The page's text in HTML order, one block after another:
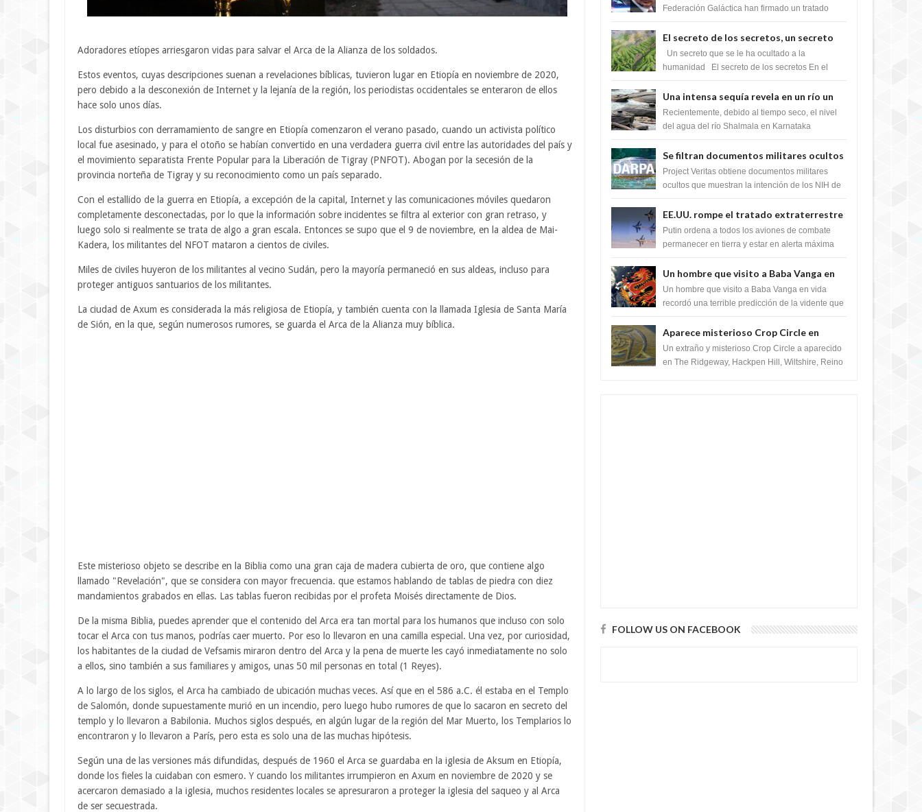
Adoradores etíopes arriesgaron vidas para salvar el Arca de la Alianza de los soldados.
Estos eventos, cuyas descripciones suenan a revelaciones bíblicas, tuvieron lugar en Etiopía en noviembre de 2020,
pero debido a la desconexión de Internet y la lejanía de la región, los periodistas occidentales se enteraron de ellos
hace solo unos días.
Los disturbios con derramamiento de sangre en Etiopía comenzaron el verano pasado, cuando un activista político
local fue asesinado, y para el otoño se habían convertido en una verdadera guerra civil entre las autoridades del país y
el movimiento separatista Frente Popular para la Liberación de Tigray (PNFOT). Abogan por la secesión de la
provincia norteña de Tigray y su reconocimiento como un país separado.
Con el estallido de la guerra en Etiopía, a excepción de la capital, Internet y las comunicaciones móviles quedaron
completamente desconectadas, por lo que la información sobre incidentes se filtra al exterior con gran retraso, y
luego solo si realmente se trata de algo a gran escala. Entonces se supo que el 9 de noviembre, en la aldea de Mai-
Kadera, los militantes del NFOT mataron a cientos de civiles.
Miles de civiles huyeron de los militantes al vecino Sudán, pero la mayoría permaneció en sus aldeas, incluso para
proteger antiguos santuarios de los militantes.
La ciudad de Axum es considerada la más religiosa de Etiopía, y también cuenta con la llamada Iglesia de Santa María
de Sión, en la que, según numerosos rumores, se guarda el Arca de la Alianza muy bíblica.
Este misterioso objeto se describe en la Biblia como una gran caja de madera cubierta de oro, que contiene algo
llamado "Revelación", que se considera con mayor frecuencia. que estamos hablando de tablas de piedra con diez
mandamientos grabados en ellas. Las tablas fueron recibidas por el profeta Moisés directamente de Dios.
De la misma Biblia, puedes aprender que el contenido del Arca era tan mortal para los humanos que incluso con solo
tocar el Arca con tus manos, podrías caer muerto. Por eso lo llevaron en una camilla especial. Una vez, por curiosidad,
los habitantes de la ciudad de Vefsamis miraron dentro del Arca y la pena de muerte les cayó inmediatamente no solo
a ellos, sino también a sus familiares y amigos, unas 50 mil personas en total (1 Reyes).
A lo largo de los siglos, el Arca ha cambiado de ubicación muchas veces. Así que en el 586 a.C. él estaba en el Templo
de Salomón, donde supuestamente murió en un incendio, pero luego hubo rumores de que lo sacaron en secreto del
templo y lo llevaron a Babilonia. Muchos siglos después, en algún lugar de la región del Mar Muerto, los Templarios lo
encontraron y lo llevaron a París, pero esta es solo una de las muchas hipótesis.
Según una de las versiones más difundidas, después de 1960 el Arca se guardaba en la iglesia de Aksum en Etiopía,
donde los fieles la cuidaban con esmero. Y cuando los militantes irrumpieron en Axum en noviembre de 2020 y se
acercaron demasiado a la iglesia, muchos residentes locales se apresuraron a proteger la iglesia del saqueo y al Arca
de ser secuestrada.
tratado para acabar con los Sionistas?
Federación Galáctica han firmado un tratado
Si...
El secreto de los secretos, un secreto
que cambiaría por completo el destino
de la humanidad
Un secreto que se le ha ocultado a la
humanidad El secreto de los secretos En el
m...
Una intensa sequía revela en un río un
impresionante hallazgo de miles de
Shiva Lingas
Recientemente, debido al tiempo seco, el nivel
del agua del río Shalmala en Karnataka
Shiv...
Se filtran documentos militares ocultos
que muestran la intención de los NIH de
crear el SARS-CoV-2, utilizando la
Project Veritas obtiene documentos militares
ocultos que muestran la intención de los NIH de
EE.UU. rompe el tratado extraterrestre
y se prepara para destruir el misterioso
satélite "Caballero Negro"
Putin ordena a todos los aviones de combate
permanecer en tierra y estar en alerta máxima
el ...
Un hombre que visito a Baba Vanga en
vida recordó la terrible predicción de la
vidente para febrero de 2022.
Un hombre que visito a Baba Vanga en vida
recordó una terrible predicción de la vidente que
pron...
Aparece misterioso Crop Circle en
Reino Unido 23 de junio 2016
Un extraño y misterioso Crop Circle a aparecido
en The Ridgeway, Hackpen Hill, Wiltshire, Reino
FOLLOW US ON FACEBOOK